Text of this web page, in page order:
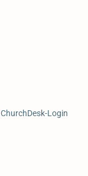
ChurchDesk-Login